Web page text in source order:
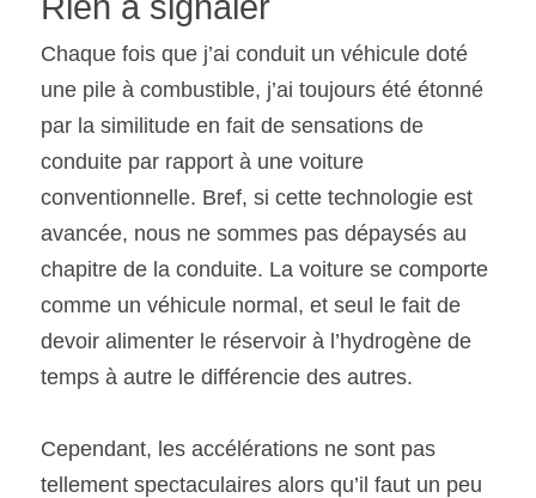
Chaque fois que j’ai conduit un véhicule doté
une pile à combustible, j’ai toujours été étonné
par la similitude en fait de sensations de
conduite par rapport à une voiture
conventionnelle. Bref, si cette technologie est
avancée, nous ne sommes pas dépaysés au
chapitre de la conduite. La voiture se comporte
comme un véhicule normal, et seul le fait de
devoir alimenter le réservoir à l’hydrogène de
temps à autre le différencie des autres.
Cependant, les accélérations ne sont pas
tellement spectaculaires alors qu’il faut un peu